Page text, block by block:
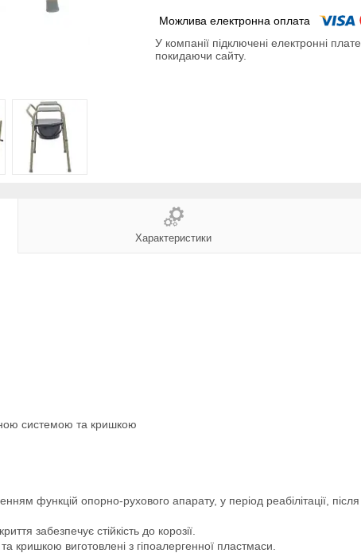
У компанії підключені електронні
покидаючи сайту.
Характеристики
системою та кришкою
функцій опорно-рухового апарату, у період реабілітації,
забезпечує стійкість до корозії.
кришкою виготовлені з гіпоалергенної пластмаси.